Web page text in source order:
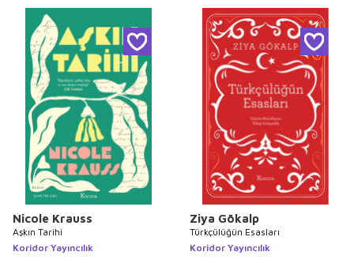
Nicole Krauss
Aşkın Tarihi
Koridor Yayıncılık
Ziya Gökalp
Türkçülüğün Esasları
Koridor Yayıncılık